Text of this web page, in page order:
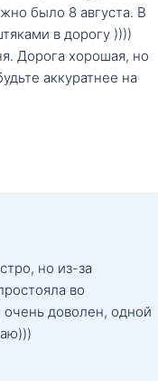
было 8 августа. В
в дорогу ))))
Дорога хорошая, но
аккуратнее на
но из-за
во
доволен, одной